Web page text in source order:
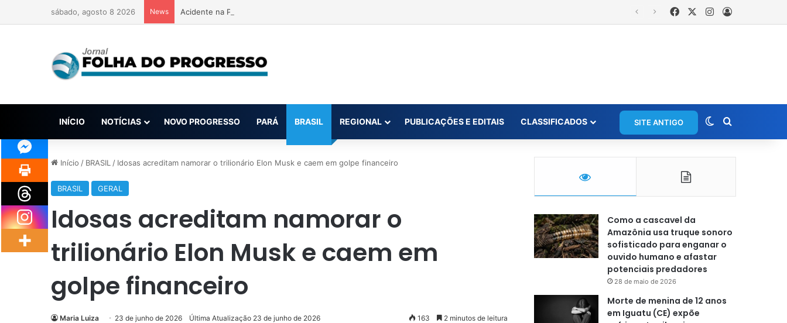
sábado, agosto 8 2026 News Acidente na PA-257: motorista embriagado mata 4 animais em Juruti FacebookInstagram
INÍCIO NOTÍCIAS NOVO PROGRESSO PARÁ BRASIL REGIONAL PUBLICAÇÕES E EDITAIS CLASSIFICADOS SITE ANTIGO Switch skin
Início / BRASIL / Idosas acreditam namorar o trilionário Elon Musk e caem em golpe financeiro
BRASIL GERAL
Idosas acreditam namorar o
trilionário Elon Musk e caem em
golpe financeiro
Maria Luiza 23 de junho de 2026 Última Atualização 23 de junho de 2026 163 2 minutos de leitura
Como a cascavel da
Amazônia usa truque sonoro
sofisticado para enganar o
ouvido humano e afastar
potenciais predadores
28 de maio de 2026
Morte de menina de 12 anos
em Iguatu (CE) expõe